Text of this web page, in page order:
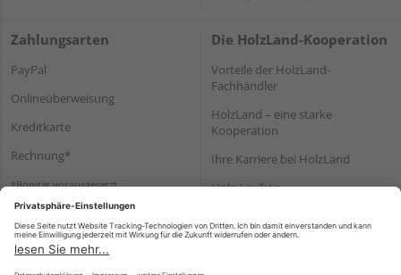
Zahlungsarten
PayPal
Onlineüberweisung
Kreditkarte
Rechnung*
*Bonität vorausgesetzt
Die HolzLand-Kooperation
Vorteile der HolzLand-
Fachhändler
HolzLand – eine starke
Kooperation
Ihre Karriere bei HolzLand
Holz-Lexikon